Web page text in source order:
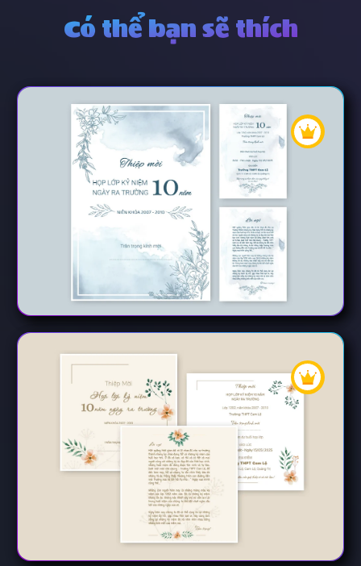
Có thể bạn sẽ thích